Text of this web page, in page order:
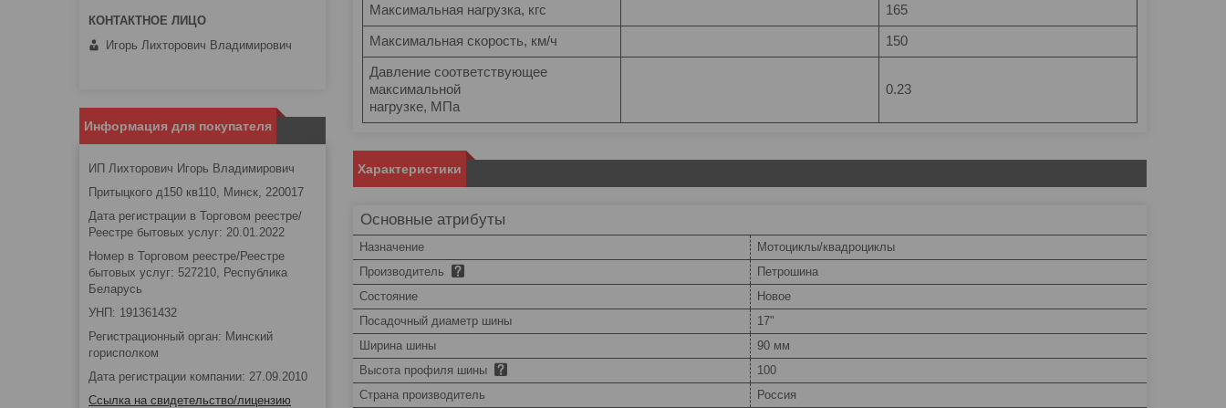
Максимальная нагрузка, кгс
165
Максимальная скорость, км/ч
150
Давление соответствующее
максимальной
нагрузке, МПа
0.23
Характеристики
Основные атрибуты
Назначение
Мотоциклы/квадроциклы
Производитель
Петрошина
Состояние
Новое
Посадочный диаметр шины
17"
Ширина шины
90 мм
Высота профиля шины
100
Страна производитель
Россия
Игорь Лихторович Владимирович
Информация для покупателя
ИП Лихторович Игорь Владимирович
Притыцкого д150 кв110, Минск, 220017
Дата регистрации в Торговом реестре/
Реестре бытовых услуг: 20.01.2022
Номер в Торговом реестре/Реестре
бытовых услуг: 527210, Республика
Беларусь
УНП: 191361432
Регистрационный орган: Минский
горисполком
Дата регистрации компании: 27.09.2010
Ссылка на свидетельство/лицензию